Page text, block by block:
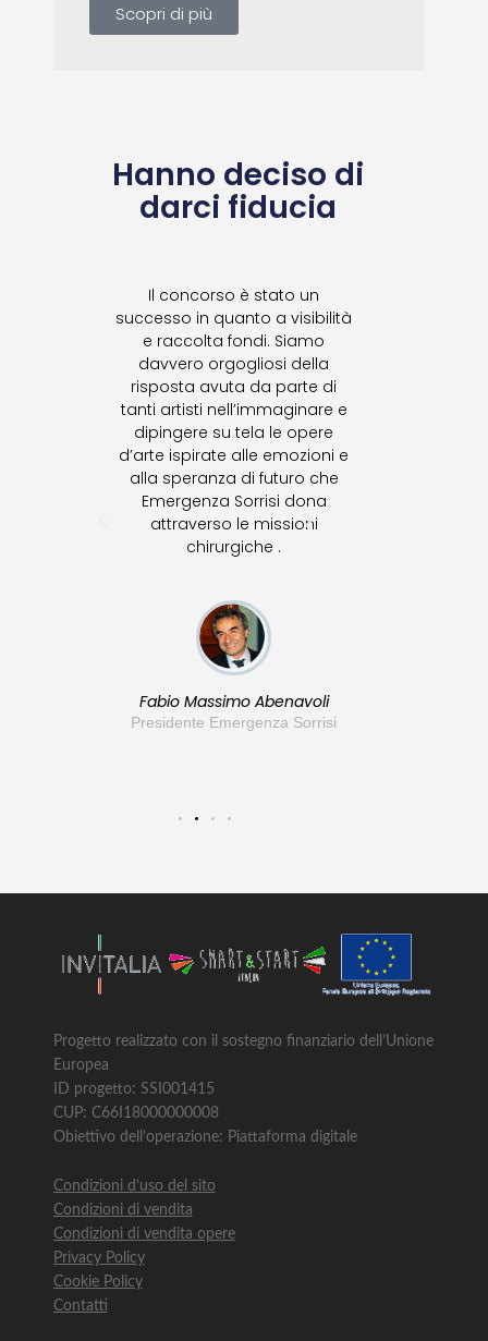
Scopri di più
Hanno deciso di
darci fiducia
Il concorso è stato un
successo in quanto a visibilità
e raccolta fondi. Siamo
davvero orgogliosi della
risposta avuta da parte di
tanti artisti nell’immaginare e
dipingere su tela le opere
d’arte ispirate alle emozioni e
alla speranza di futuro che
Emergenza Sorrisi dona
attraverso le missioni
chirurgiche .
Fabio Massimo Abenavoli
Presidente Emergenza Sorrisi
Progetto realizzato con il sostegno finanziario dell’Unione
Europea
ID progetto: SSI001415
CUP: C66I18000000008
Obiettivo dell’operazione: Piattaforma digitale
Condizioni d’uso del sito
Condizioni di vendita
Condizioni di vendita opere
Privacy Policy
Cookie Policy
Contatti